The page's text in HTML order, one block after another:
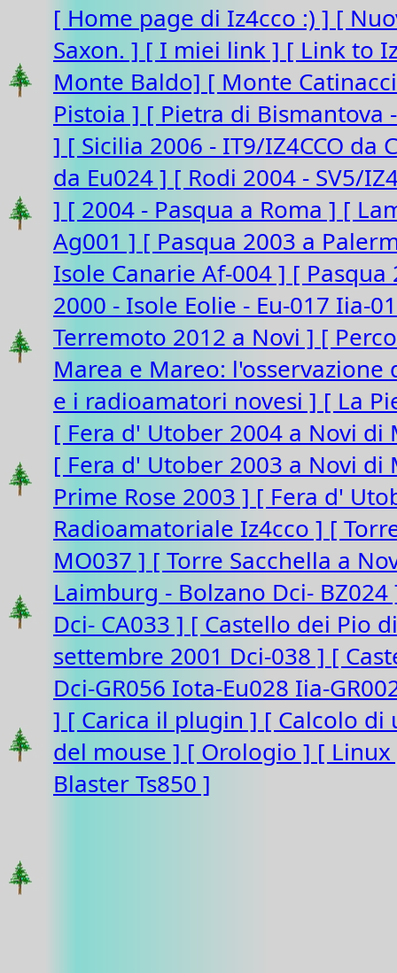
[ Home page di Iz4cco :) ] [
Saxon. ] [ I miei link ] [ Link to
Monte Baldo] [ Monte
Pistoia ] [ Pietra di Bismantova
] [ Sicilia 2006 - IT9/IZ4CCO da
da Eu024 ] [ Rodi 2004 - SV5/
] [ 2004 - Pasqua a Roma ] [
Ag001 ] [ Pasqua 2003 a
Isole Canarie Af-004 ] [ Pasqua
2000 - Isole Eolie - Eu-017 Iia-
Terremoto 2012 a Novi ] [
Marea e Mareo:
e i radioamatori novesi ] [ La
[ Fera d' Utober 2004 a Novi
[ Fera d' Utober 2003 a Novi
Prime Rose 2003 ] [ Fera d'
Radioamatoriale Iz4cco ] [
MO037 ] [ Torre Sacchella a
Laimburg - Bolzano Dci-
Dci- CA033 ] [ Castello dei Pio
settembre 2001 Dci-038 ] [
Dci-GR056 Iota-Eu028 Iia-
] [ Carica il plugin ] [ Calcolo
del mouse ] [ Orologio ] [
Blaster Ts850 ]